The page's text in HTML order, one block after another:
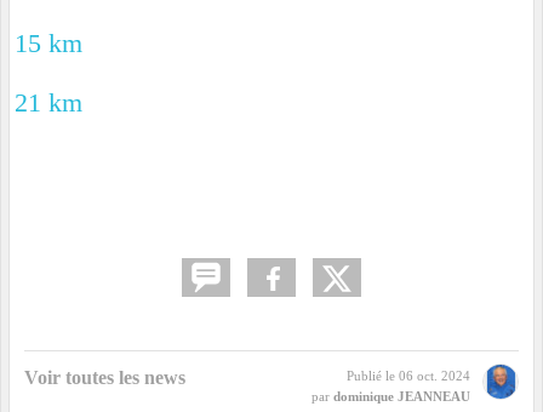
15 km
21 km
Voir toutes les news Publié le 06 oct. 2024
par dominique JEANNEAU